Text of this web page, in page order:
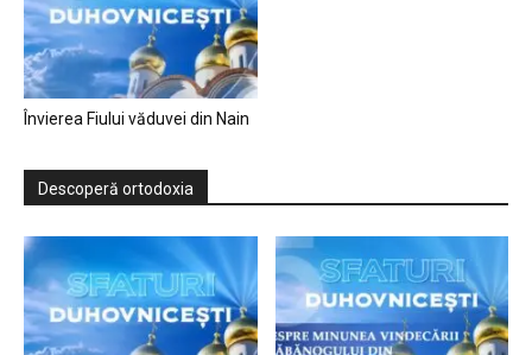
Învierea Fiului văduvei din Nain
Descoperă ortodoxia